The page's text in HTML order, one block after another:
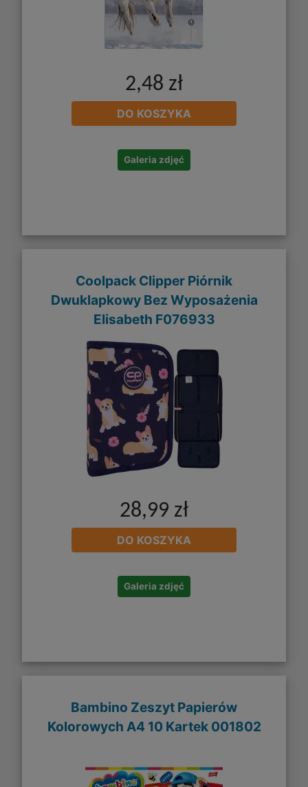
2,48 zł
DO KOSZYKA
Galeria zdjęć
Coolpack Clipper Piórnik
Dwuklapkowy Bez Wyposażenia
Elisabeth F076933
28,99 zł
DO KOSZYKA
Galeria zdjęć
Bambino Zeszyt Papierów
Kolorowych A4 10 Kartek 001802